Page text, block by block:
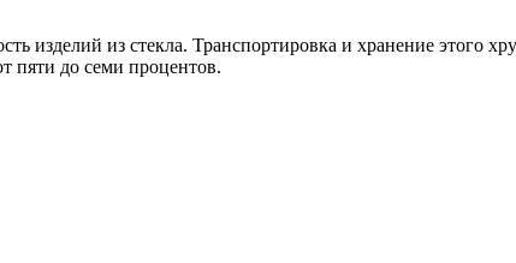
изделий из стекла. Транспортировка и хранение этого
пяти до семи процентов.